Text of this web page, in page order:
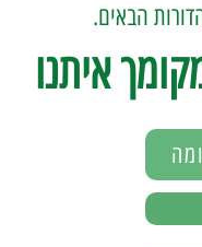
הבאים.
איתנו